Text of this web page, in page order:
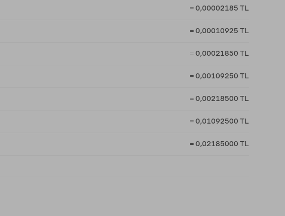
= 0,00002185 TL
= 0,00010925 TL
= 0,00021850 TL
= 0,00109250 TL
= 0,00218500 TL
= 0,01092500 TL
= 0,02185000 TL